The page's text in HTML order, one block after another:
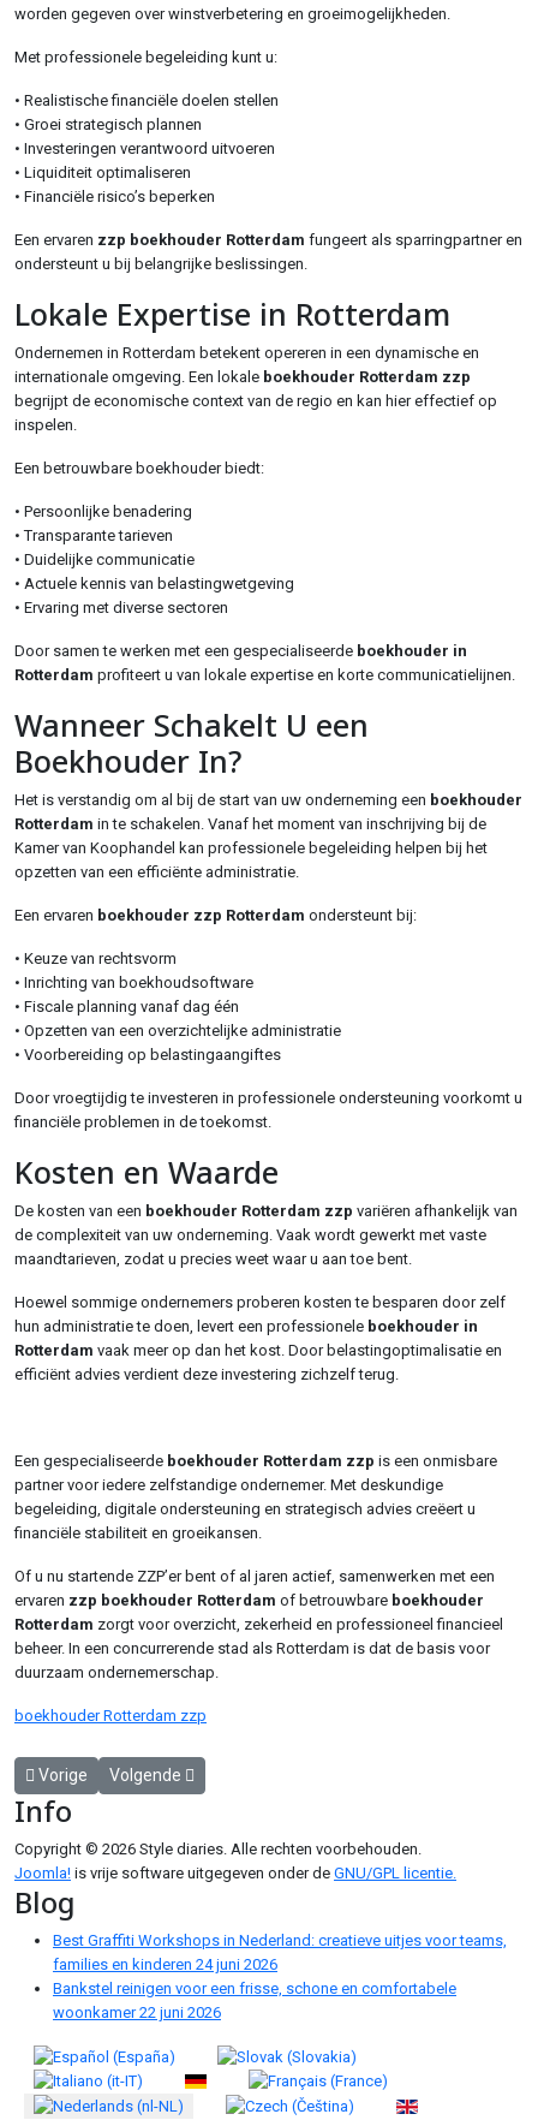
worden gegeven over winstverbetering en groeimogelijkheden.
Met professionele begeleiding kunt u:
• Realistische financiële doelen stellen
• Groei strategisch plannen
• Investeringen verantwoord uitvoeren
• Liquiditeit optimaliseren
• Financiële risico’s beperken
Een ervaren zzp boekhouder Rotterdam fungeert als sparringpartner en
ondersteunt u bij belangrijke beslissingen.
Lokale Expertise in Rotterdam
Ondernemen in Rotterdam betekent opereren in een dynamische en
internationale omgeving. Een lokale boekhouder Rotterdam zzp
begrijpt de economische context van de regio en kan hier effectief op
inspelen.
Een betrouwbare boekhouder biedt:
• Persoonlijke benadering
• Transparante tarieven
• Duidelijke communicatie
• Actuele kennis van belastingwetgeving
• Ervaring met diverse sectoren
Door samen te werken met een gespecialiseerde boekhouder in
Rotterdam profiteert u van lokale expertise en korte communicatielijnen.
Wanneer Schakelt U een
Boekhouder In?
Het is verstandig om al bij de start van uw onderneming een boekhouder
Rotterdam in te schakelen. Vanaf het moment van inschrijving bij de
Kamer van Koophandel kan professionele begeleiding helpen bij het
opzetten van een efficiënte administratie.
Een ervaren boekhouder zzp Rotterdam ondersteunt bij:
• Keuze van rechtsvorm
• Inrichting van boekhoudsoftware
• Fiscale planning vanaf dag één
• Opzetten van een overzichtelijke administratie
• Voorbereiding op belastingaangiftes
Door vroegtijdig te investeren in professionele ondersteuning voorkomt u
financiële problemen in de toekomst.
Kosten en Waarde
De kosten van een boekhouder Rotterdam zzp variëren afhankelijk van
de complexiteit van uw onderneming. Vaak wordt gewerkt met vaste
maandtarieven, zodat u precies weet waar u aan toe bent.
Hoewel sommige ondernemers proberen kosten te besparen door zelf
hun administratie te doen, levert een professionele boekhouder in
Rotterdam vaak meer op dan het kost. Door belastingoptimalisatie en
efficiënt advies verdient deze investering zichzelf terug.
Een gespecialiseerde boekhouder Rotterdam zzp is een onmisbare
partner voor iedere zelfstandige ondernemer. Met deskundige
begeleiding, digitale ondersteuning en strategisch advies creëert u
financiële stabiliteit en groeikansen.
Of u nu startende ZZP’er bent of al jaren actief, samenwerken met een
ervaren zzp boekhouder Rotterdam of betrouwbare boekhouder
Rotterdam zorgt voor overzicht, zekerheid en professioneel financieel
beheer. In een concurrerende stad als Rotterdam is dat de basis voor
duurzaam ondernemerschap.
boekhouder Rotterdam zzp
Vorig artikel: Poppers: Alles Wat Je Moet Weten Over Deze
Vorige Volgende artikel: Luxe badkamer showroom: inspiratie,
Volgende
Info
Copyright © 2026 Style diaries. Alle rechten voorbehouden.
Joomla! is vrije software uitgegeven onder de GNU/GPL licentie.
Blog
Best Graffiti Workshops in Nederland: creatieve uitjes voor teams,
families en kinderen 24 juni 2026
Bankstel reinigen voor een frisse, schone en comfortabele
woonkamer22 juni 2026
Selecteer de taal